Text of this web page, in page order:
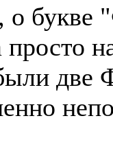
о букве
две